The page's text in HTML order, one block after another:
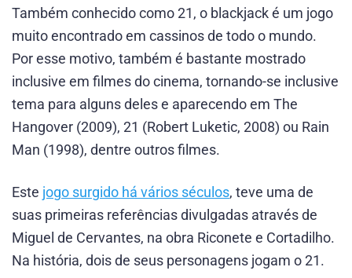
Também conhecido como 21, o blackjack é um jogo
muito encontrado em cassinos de todo o mundo.
Por esse motivo, também é bastante mostrado
inclusive em filmes do cinema, tornando-se inclusive
tema para alguns deles e aparecendo em The
Hangover (2009), 21 (Robert Luketic, 2008) ou Rain
Man (1998), dentre outros filmes.
Este jogo surgido há vários séculos, teve uma de
suas primeiras referências divulgadas através de
Miguel de Cervantes, na obra Riconete e Cortadilho.
Na história, dois de seus personagens jogam o 21.